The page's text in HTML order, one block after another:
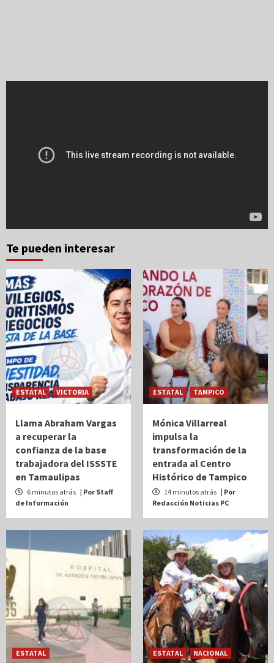
Te pueden interesar
ESTATAL VICTORIA
Llama Abraham Vargas
a recuperar la
confianza de la base
trabajadora del ISSSTE
en Tamaulipas
6 minutos atrás | Por Staff
de Información
ESTATAL TAMPICO
Mónica Villarreal
impulsa la
transformación de la
entrada al Centro
Histórico de Tampico
14 minutos atrás | Por
Redacción Noticias PC
ESTATAL ESTATAL NACIONAL